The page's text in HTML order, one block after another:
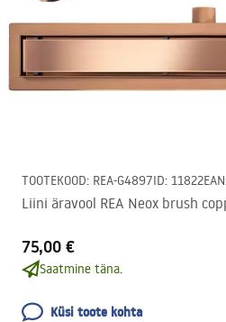
TOOTEKOOD: REA-G4897ID: 11822EAN
Liini äravool REA Neox brush
75,00 €
Saatmine täna.
Küsi toote kohta